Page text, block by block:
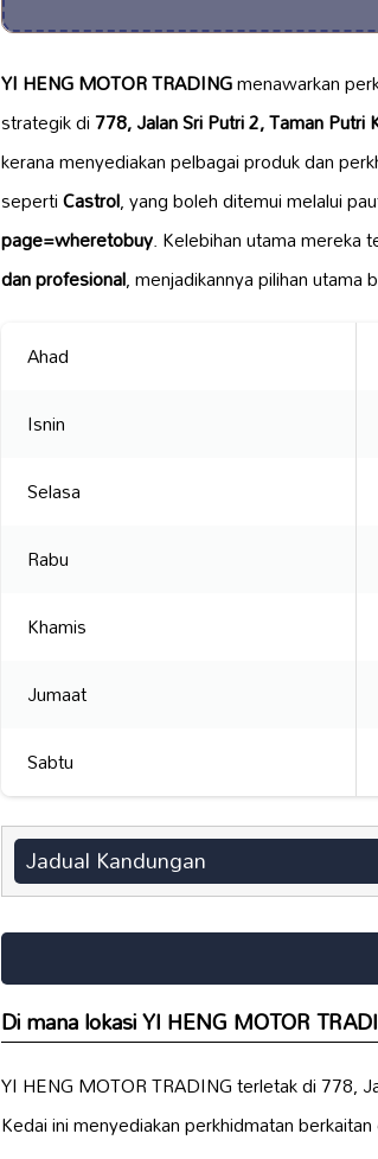
YI HENG MOTOR TRADINGmenawarkan
strategik di778, Jalan Sri Putri 2, Taman Putri
kerana menyediakan pelbagai produk dan
sepertiCastrol, yang boleh ditemui melalui
page=wheretobuy. Kelebihan utama mereka
dan profesional, menjadikannya pilihan utama
Ahad
Isnin
Selasa
Rabu
Khamis
Jumaat
Sabtu
Jadual Kandungan
Di mana lokasi YI HENG MOTOR
YI HENG MOTOR TRADING terletak di 778,
Kedai ini menyediakan perkhidmatan